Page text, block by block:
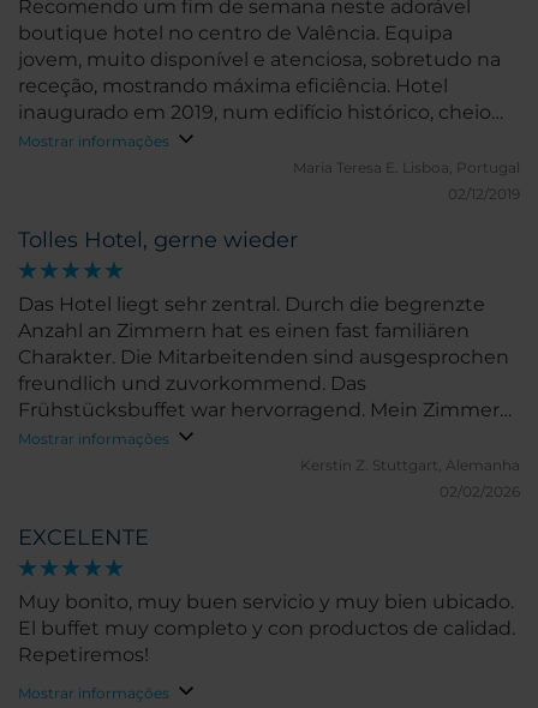
Recomendo um fim de semana neste adorável
boutique hotel no centro de Valência. Equipa
jovem, muito disponível e atenciosa, sobretudo na
receção, mostrando máxima eficiência. Hotel
inaugurado em 2019, num edifício histórico, cheio
de charme, muito bem localizado. A decorarão é
inspirada nas casas senhoriais inglesas, com tecidos
nobres, muito confortável, chic, como um boutique
Mostrar informações
Maria Teresa E.
Lisboa, Portugal
02/12/2019
Tolles Hotel, gerne wieder
Das Hotel liegt sehr zentral. Durch die begrenzte
Anzahl an Zimmern hat es einen fast familiären
Charakter. Die Mitarbeitenden sind ausgesprochen
freundlich und zuvorkommend. Das
Frühstücksbuffet war hervorragend. Mein Zimmer
war sehr gemütlich eingerichtet und das gesamte
Mostrar informações
Kerstin Z. Stuttgart, Alemanha
02/02/2026
EXCELENTE
Muy bonito, muy buen servicio y muy bien ubicado.
El buffet muy completo y con productos de calidad.
Repetiremos!
Mostrar informações